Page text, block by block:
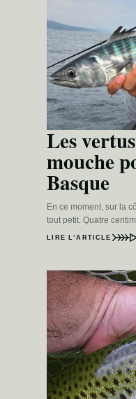
Les
mouche
Basque
En ce moment, sur la
tout petit. Quatre
LIRE L’ARTICLE